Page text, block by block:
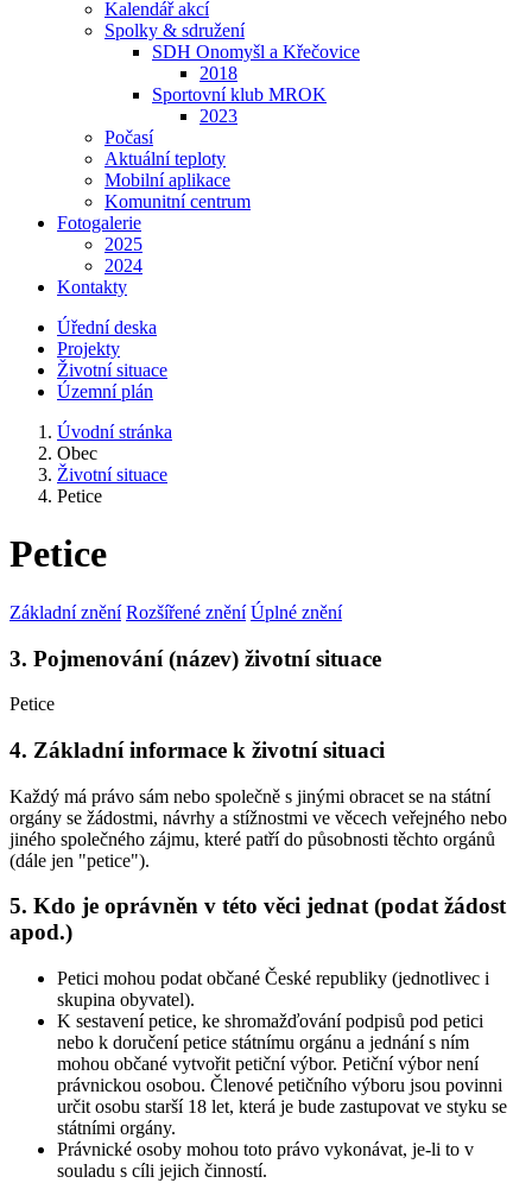
Kalendář akcí
Spolky & sdružení
SDH Onomyšl a Křečovice
2018
Sportovní klub MROK
2023
Počasí
Aktuální teploty
Mobilní aplikace
Komunitní centrum
Fotogalerie
2025
2024
Kontakty
Úřední deska
Projekty
Životní situace
Územní plán
Úvodní stránka
Obec
Životní situace
Petice
Petice
Základní znění Rozšířené znění Úplné znění
3. Pojmenování (název) životní situace
Petice
4. Základní informace k životní situaci
Každý má právo sám nebo společně s jinými obracet se na státní
orgány se žádostmi, návrhy a stížnostmi ve věcech veřejného nebo
jiného společného zájmu, které patří do působnosti těchto orgánů
(dále jen "petice").
5. Kdo je oprávněn v této věci jednat (podat žádost
apod.)
Petici mohou podat občané České republiky (jednotlivec i
skupina obyvatel).
K sestavení petice, ke shromažďování podpisů pod petici
nebo k doručení petice státnímu orgánu a jednání s ním
mohou občané vytvořit petiční výbor. Petiční výbor není
právnickou osobou. Členové petičního výboru jsou povinni
určit osobu starší 18 let, která je bude zastupovat ve styku se
státními orgány.
Právnické osoby mohou toto právo vykonávat, je-li to v
souladu s cíli jejich činností.